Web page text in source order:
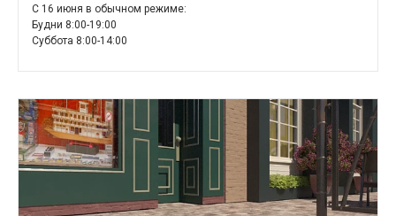
С 16 июня в обычном режиме:
Будни 8:00-19:00
Суббота 8:00-14:00